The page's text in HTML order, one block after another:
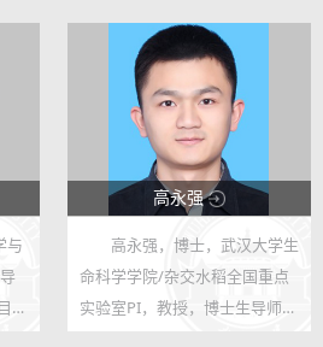
机处理、视觉测量、机器学习与
图像分类识别等。本科毕业于武
汉工业大学（现武汉理工大学）
计算机...
与
、
高永强
123
34
高永强，博士，武汉大学生
命科学学院/杂交水稻全国重点
实验室PI，教授，博士生导师，